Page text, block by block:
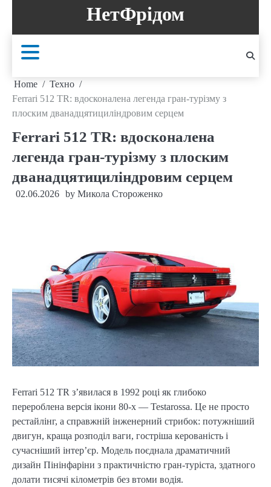
content
НетФрідом
Home
Техно
Ferrari 512 TR: вдосконалена легенда гран-турізму з
плоским дванадцятициліндровим серцем
Ferrari 512 TR: вдосконалена
легенда гран-турізму з плоским
дванадцятициліндровим серцем
02.06.2026 by Микола Стороженко
Ferrari 512 TR з’явилася в 1992 році як глибоко
перероблена версія ікони 80-х — Testarossa. Це не просто
рестайлінг, а справжній інженерний стрибок: потужніший
двигун, краща розподіл ваги, гостріша керованість і
сучасніший інтер’єр. Модель поєднала драматичний
дизайн Пінінфаріни з практичністю гран-туріста, здатного
долати тисячі кілометрів без втоми водія.